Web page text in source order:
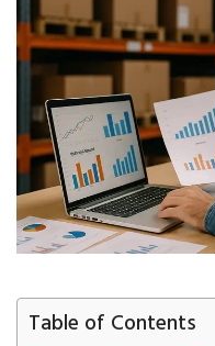
Table of Contents